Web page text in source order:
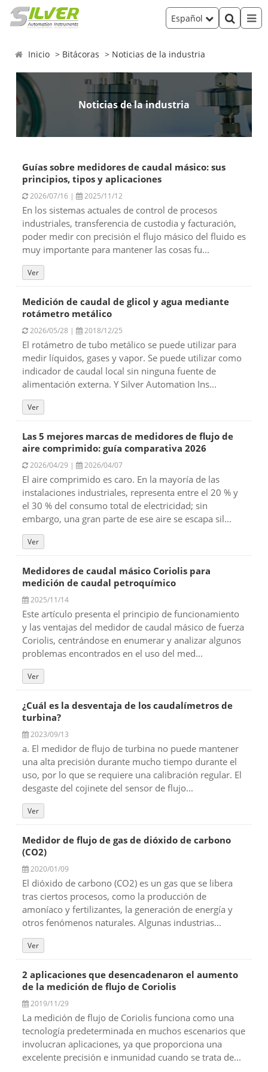
Español
Inicio Bitácoras Noticias de la industria
Noticias de la industria
Guías sobre medidores de caudal másico: sus
principios, tipos y aplicaciones
2026/07/16 | 2025/11/12
En los sistemas actuales de control de procesos
industriales, transferencia de custodia y facturación,
poder medir con precisión el flujo másico del fluido es
muy importante para mantener las cosas fu...
Ver
Medición de caudal de glicol y agua mediante
rotámetro metálico
2026/05/28 | 2018/12/25
El rotámetro de tubo metálico se puede utilizar para
medir líquidos, gases y vapor. Se puede utilizar como
indicador de caudal local sin ninguna fuente de
alimentación externa. Y Silver Automation Ins...
Ver
Las 5 mejores marcas de medidores de flujo de
aire comprimido: guía comparativa 2026
2026/04/29 | 2026/04/07
El aire comprimido es caro. En la mayoría de las
instalaciones industriales, representa entre el 20 % y
el 30 % del consumo total de electricidad; sin
embargo, una gran parte de ese aire se escapa sil...
Ver
Medidores de caudal másico Coriolis para
medición de caudal petroquímico
2025/11/14
Este artículo presenta el principio de funcionamiento
y las ventajas del medidor de caudal másico de fuerza
Coriolis, centrándose en enumerar y analizar algunos
problemas encontrados en el uso del med...
Ver
¿Cuál es la desventaja de los caudalímetros de
turbina?
2023/09/13
a. El medidor de flujo de turbina no puede mantener
una alta precisión durante mucho tiempo durante el
uso, por lo que se requiere una calibración regular. El
desgaste del cojinete del sensor de flujo...
Ver
Medidor de flujo de gas de dióxido de carbono
(CO2)
2020/01/09
El dióxido de carbono (CO2) es un gas que se libera
tras ciertos procesos, como la producción de
amoníaco y fertilizantes, la generación de energía y
otros fenómenos naturales. Algunas industrias...
Ver
2 aplicaciones que desencadenaron el aumento
de la medición de flujo de Coriolis
2019/11/29
La medición de flujo de Coriolis funciona como una
tecnología predeterminada en muchos escenarios que
involucran aplicaciones, ya que proporciona una
excelente precisión e inmunidad cuando se trata de...